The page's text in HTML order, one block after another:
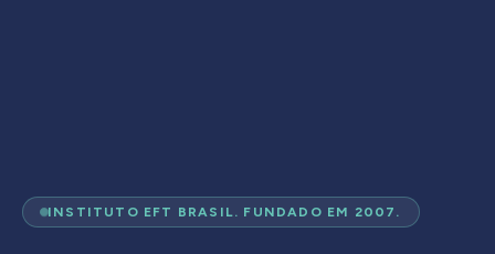
INSTITUTO EFT BRASIL. FUNDADO EM 2007.